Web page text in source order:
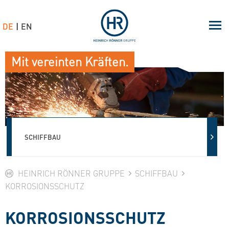
SCHIFFBAU
HEINRICH RÖNNER GRUPPE
SCHIFFBAU
KORROSIONSSCHUTZ
KORROSIONSSCHUTZ
Mit vereinten Kräften.
DE EN